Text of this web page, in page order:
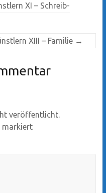
XI – Schreib-
XIII – Familie →
veröffentlicht.
markiert